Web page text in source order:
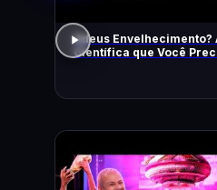
Adeus Envelhecimento?
Científica que Você